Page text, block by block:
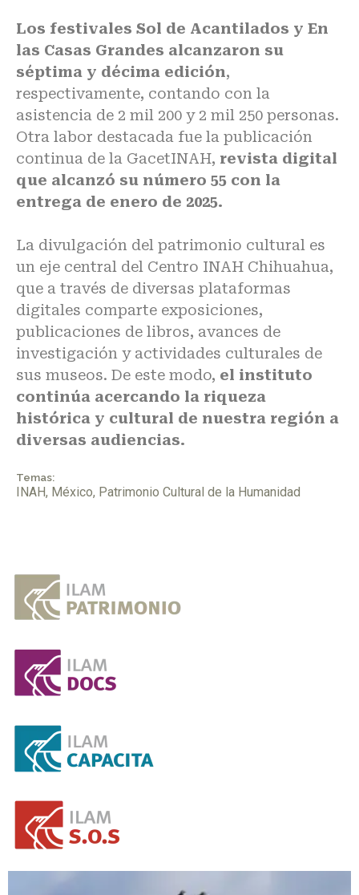
Los festivales Sol de Acantilados y En
las Casas Grandes alcanzaron su
séptima y décima edición,
respectivamente, contando con la
asistencia de 2 mil 200 y 2 mil 250 personas.
Otra labor destacada fue la publicación
continua de la GacetINAH, revista digital
que alcanzó su número 55 con la
entrega de enero de 2025.
La divulgación del patrimonio cultural es
un eje central del Centro INAH Chihuahua,
que a través de diversas plataformas
digitales comparte exposiciones,
publicaciones de libros, avances de
investigación y actividades culturales de
sus museos. De este modo, el instituto
continúa acercando la riqueza
histórica y cultural de nuestra región a
diversas audiencias.
Temas:
INAH, México, Patrimonio Cultural de la Humanidad